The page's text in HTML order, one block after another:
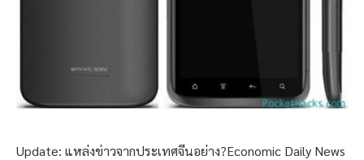
Update: แหล่งข่าวจากประเทศจีนอย่าง?Economic Daily News